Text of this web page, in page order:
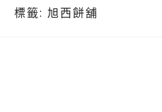
標籤: 旭西餅舖